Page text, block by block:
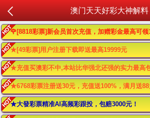
澳门天天好彩大神解料
🌹[8818彩票]新会员首次充值，加赠彩金最高可领
★[49彩票]用户注册下载即送最高19999元
★充值买澳彩不中,本站比华强北还强的实力最高
★6768彩票注册送30元，充值送100%，满月送88
★大發彩票精准AI高频彩跟投，包赔3000元！